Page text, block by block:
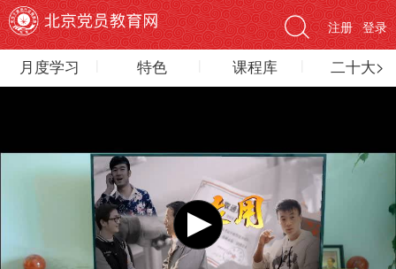
登录
注册
月度学习 特色 课程库 二十大>